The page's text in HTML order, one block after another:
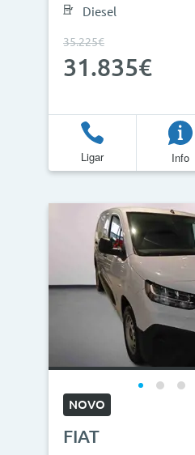
Quilómetros
Campanha
Diesel
35.225€
31.835€
Ligar Info
NOVO
FIAT